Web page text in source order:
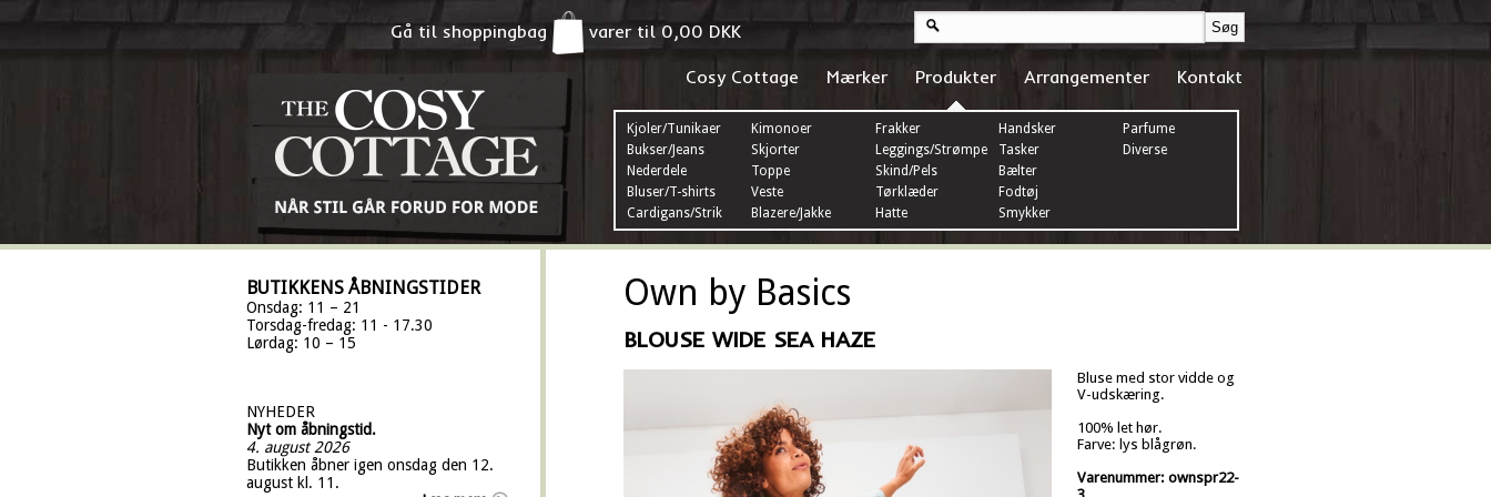
Gå til shoppingbag varer til0,00 DKK
Cosy Cottage Mærker Produkter
Kjoler/Tunikaer
Bukser/Jeans
Nederdele
Bluser/T-shirts
Cardigans/Strik
Kimonoer
Skjorter
Toppe
Veste
Blazere/Jakke
Frakker
Leggings/Strømper
Skind/Pels
Tørklæder
Hatte
Handsker
Tasker
Bælter
Fodtøj
Smykker
Parfume
Diverse
Arrangementer Kontakt
BUTIKKENS ÅBNINGSTIDER
Onsdag: 11 – 21
Torsdag-fredag: 11 - 17.30
Lørdag: 10 – 15
NYHEDER
Nyt om åbningstid.
4. august 2026
Butikken åbner igen onsdag den 12.
august kl. 11.
Own by Basics
BLOUSE WIDE SEA HAZE
Bluse med stor vidde og
V-udskæring.
100% let hør.
Farve: lys blågrøn.
Varenummer: ownspr22-